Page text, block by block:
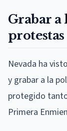
Grabar
protestas
Nevada ha
y grabar a la
protegido
Primera